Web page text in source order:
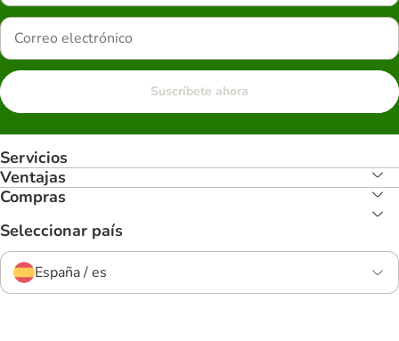
Suscríbete ahora
Servicios
Ventajas
Compras
Seleccionar país
España / es